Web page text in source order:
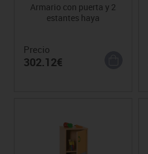
Armario con puerta y 2
estantes haya
Precio
302.12€